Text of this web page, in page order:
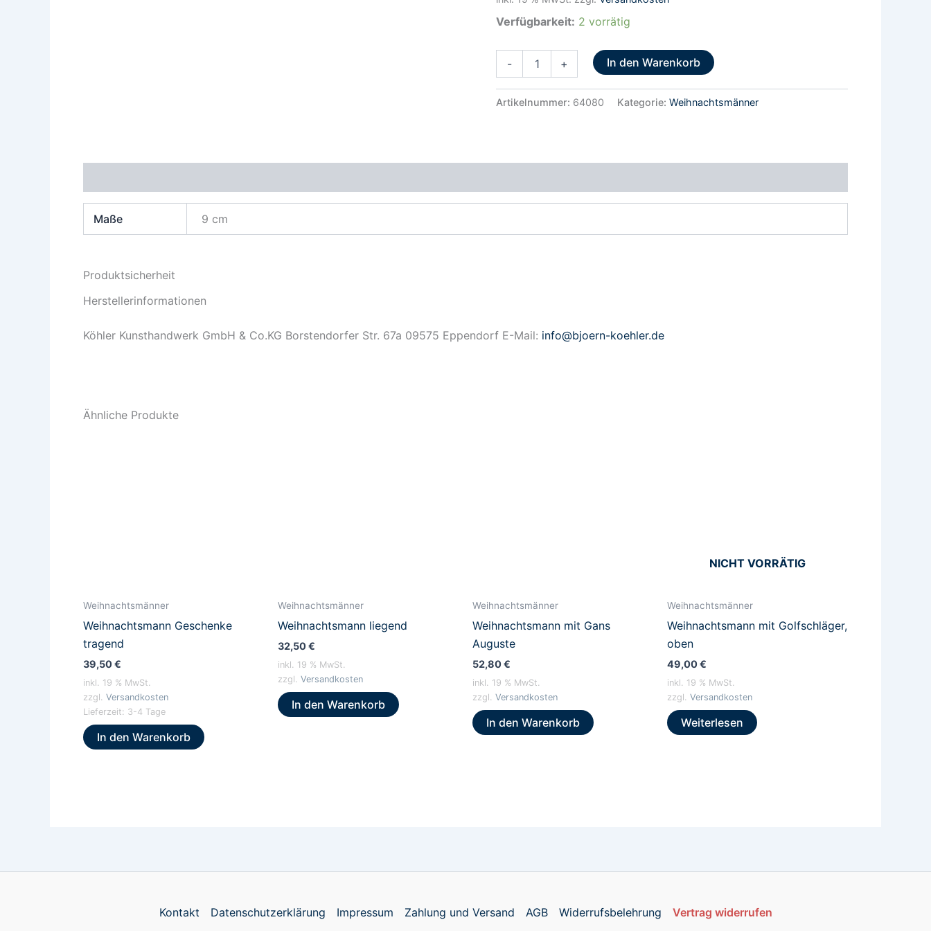
Verfügbarkeit: 2 vorrätig
- + In den Warenkorb
Artikelnummer: 64080 Kategorie:Weihnachtsmänner
Maße 9 cm
Produktsicherheit
Herstellerinformationen
Köhler Kunsthandwerk GmbH & Co.KG Borstendorfer Str. 67a 09575 Eppendorf E-Mail: info@bjoern-koehler.de
Ähnliche Produkte
Weihnachtsmänner
Weihnachtsmann Geschenke
tragend
39,50€
inkl. 19 % MwSt.
zzgl. Versandkosten
Lieferzeit: 3-4 Tage
In den Warenkorb
Weihnachtsmänner
Weihnachtsmann liegend
32,50€
inkl. 19 % MwSt.
zzgl. Versandkosten
In den Warenkorb
Weihnachtsmänner
Weihnachtsmann mit Gans
Auguste
52,80€
inkl. 19 % MwSt.
zzgl. Versandkosten
In den Warenkorb
NICHT VORRÄTIG
Weihnachtsmänner
Weihnachtsmann mit Golfschläger,
oben
49,00€
inkl. 19 % MwSt.
zzgl. Versandkosten
Weiterlesen
Kontakt Datenschutzerklärung Impressum Zahlung und Versand AGB Widerrufsbelehrung Vertrag widerrufen